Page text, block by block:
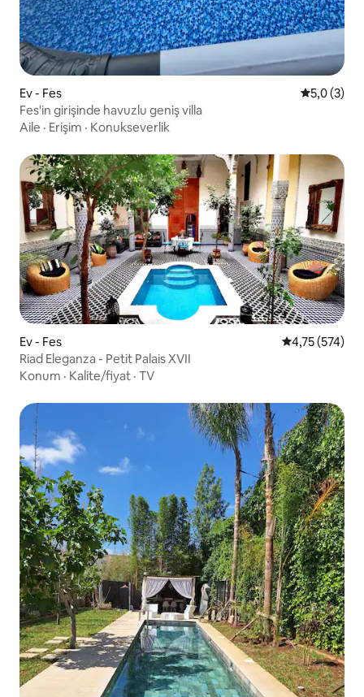
Ev - Fes 55,0 (3)
Fes'in girişinde havuzlu geniş villa
Aile · Erişim · Konukseverlik
Ev - Fes 5 üzerinden
4,75 (574)
Riad Eleganza - Petit Palais XVII
Konum · Kalite/fiyat · TV